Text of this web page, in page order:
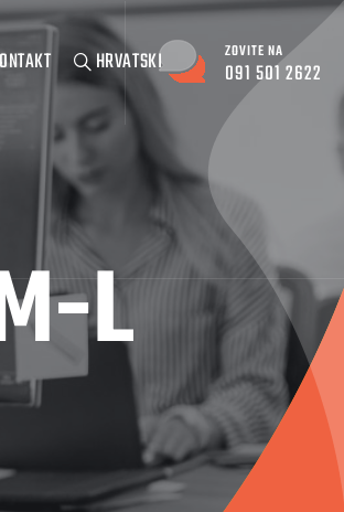
HRVATSKI ZOVITE NA
091 501 2622
L